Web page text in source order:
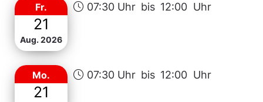
Fr.
21
Aug. 2026
07:30 Uhr bis 12:00 Uhr
Mo.
21
07:30 Uhr bis 12:00 Uhr